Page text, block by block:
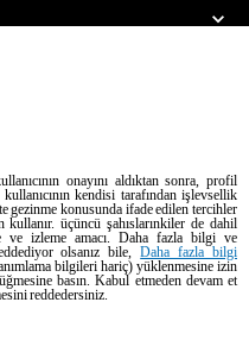
saklıdır. Reg. Imp. Padova n °
Topluluğu 5.000.000 € iv - P.IVA
No. IT08020000000377
policy Cookie policy
onayını aldıktan sonra, profil
kendisi tarafından işlevsellik
gezinme konusunda ifade edilen tercihler
üçüncü şahıslarınkiler de dahil
ve izleme amacı. Daha fazla bilgi ve
olsanız bile,Daha fazla bilgi
bilgileri hariç) yüklenmesine izin
basın. Kabul etmeden devam et
reddedersiniz.